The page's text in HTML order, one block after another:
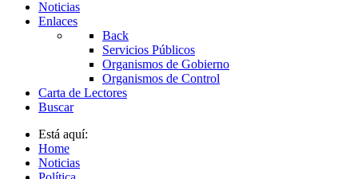
Noticias
Enlaces
Back
Servicios Públicos
Organismos de Gobierno
Organismos de Control
Carta de Lectores
Buscar
Está aquí:
Home
Noticias